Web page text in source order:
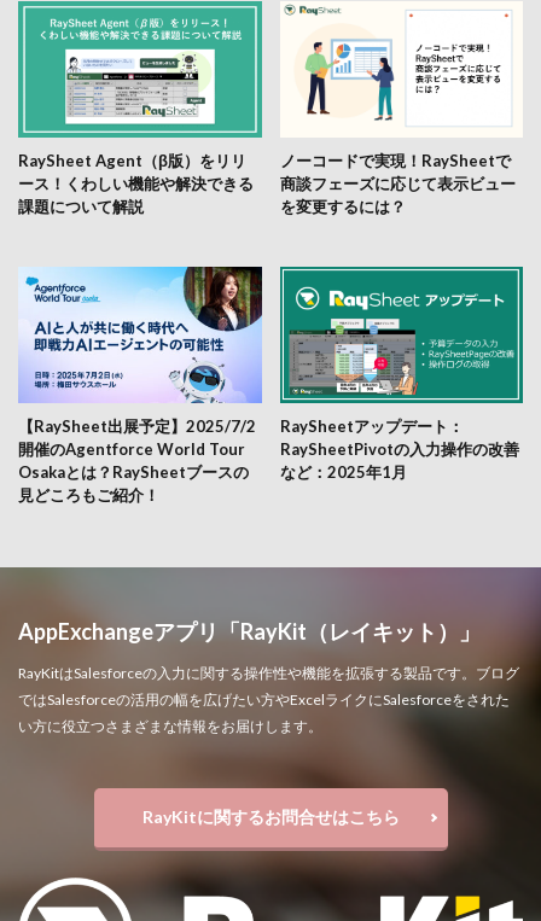
RaySheet Agent（β版）をリリ
ース！くわしい機能や解決できる
課題について解説
ノーコードで実現！RaySheetで
商談フェーズに応じて表示ビュー
を変更するには？
【RaySheet出展予定】2025/7/2
開催のAgentforce World Tour
Osakaとは？RaySheetブースの
見どころもご紹介！
RaySheetアップデート：
RaySheetPivotの入力操作の改善
など：2025年1月
AppExchangeアプリ「RayKit（レイキット）」
RayKitはSalesforceの入力に関する操作性や機能を拡張する製品です。ブログ
ではSalesforceの活用の幅を広げたい方やExcelライクにSalesforceをされた
い方に役立つさまざまな情報をお届けします。
RayKitに関するお問合せはこちら